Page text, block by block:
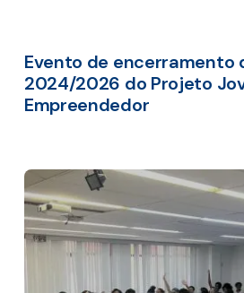
Evento de encerramento
2024/2026 do Projeto
Empreendedor